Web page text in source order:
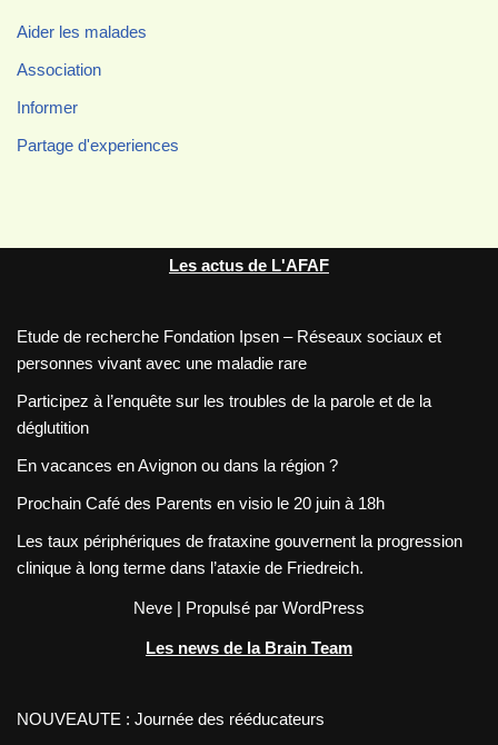
Aider les malades
Association
Informer
Partage d'experiences
Les actus de L'AFAF
Etude de recherche Fondation Ipsen – Réseaux sociaux et
personnes vivant avec une maladie rare
Participez à l’enquête sur les troubles de la parole et de la
déglutition
En vacances en Avignon ou dans la région ?
Prochain Café des Parents en visio le 20 juin à 18h
Les taux périphériques de frataxine gouvernent la progression
clinique à long terme dans l’ataxie de Friedreich.
Neve | Propulsé par WordPress
Les news de la Brain Team
NOUVEAUTE : Journée des rééducateurs